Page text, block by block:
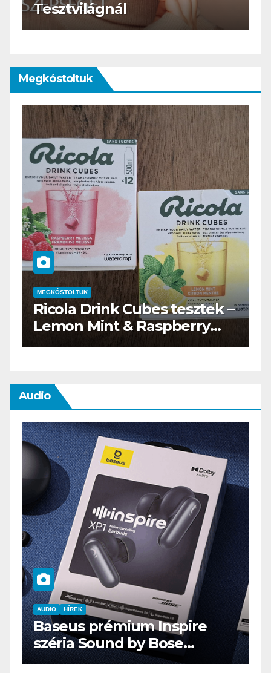
HERBioticum
Megkóstoltuk
MEGKÓSTOLTUK
Waterdrop üdítő kapszula
teszt
Audio
AUDIO IT MŰSZAKI
ENDORFY VIRO Plus USB